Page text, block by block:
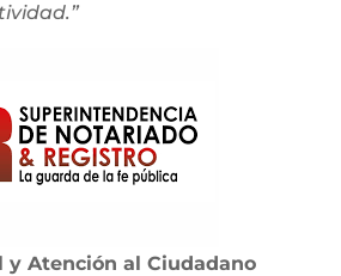
y Atención al Ciudadano